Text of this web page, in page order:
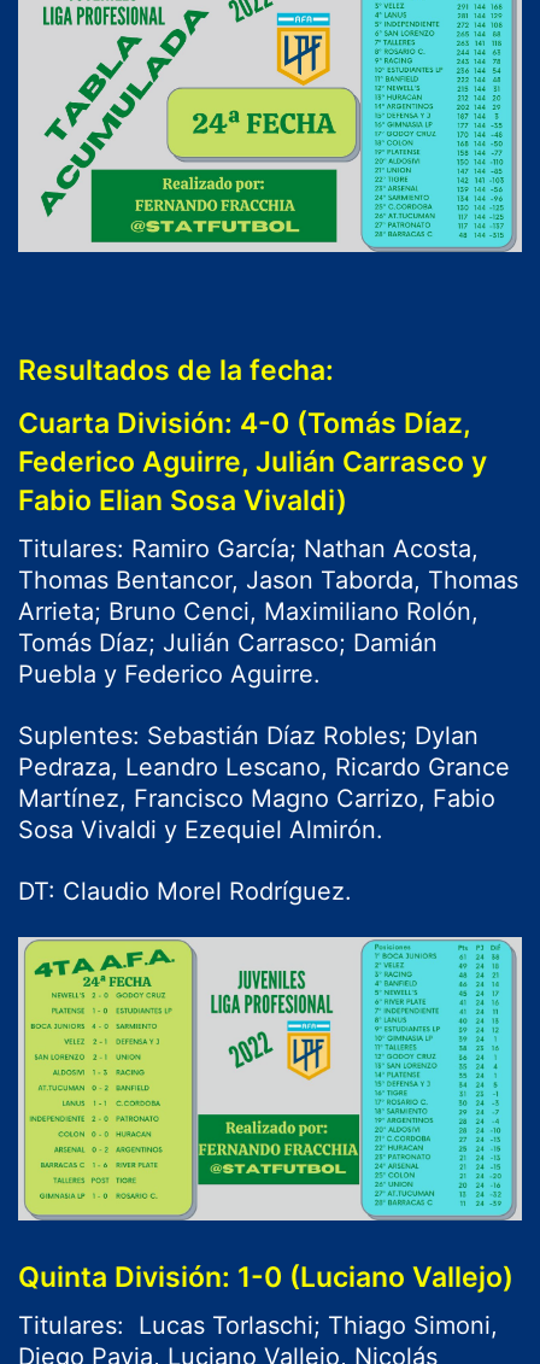
Resultados de la fecha:
Cuarta División: 4-0 (Tomás Díaz,
Federico Aguirre, Julián Carrasco y
Fabio Elian Sosa Vivaldi)
Titulares: Ramiro García; Nathan Acosta,
Thomas Bentancor, Jason Taborda, Thomas
Arrieta; Bruno Cenci, Maximiliano Rolón,
Tomás Díaz; Julián Carrasco; Damián
Puebla y Federico Aguirre.
Suplentes: Sebastián Díaz Robles; Dylan
Pedraza, Leandro Lescano, Ricardo Grance
Martínez, Francisco Magno Carrizo, Fabio
Sosa Vivaldi y Ezequiel Almirón.
DT: Claudio Morel Rodríguez.
Quinta División: 1-0 (Luciano Vallejo)
Titulares: Lucas Torlaschi; Thiago Simoni,
Diego Pavia, Luciano Vallejo, Nicolás